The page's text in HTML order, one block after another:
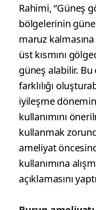
Rahimi, “Güneş
bölgelerinin
maruz
üst kısmını
güneş alabilir.
farklılığı
iyileşme
kullanımını
kullanmak
ameliyat
kullanımına
açıklamasını